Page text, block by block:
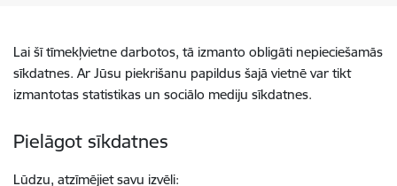
Lai šī tīmekļvietne darbotos, tā izmanto obligāti nepieciešamās
sīkdatnes. Ar Jūsu piekrišanu papildus šajā vietnē var tikt
izmantotas statistikas un sociālo mediju sīkdatnes.
Pielāgot sīkdatnes
Lūdzu, atzīmējiet savu izvēli: